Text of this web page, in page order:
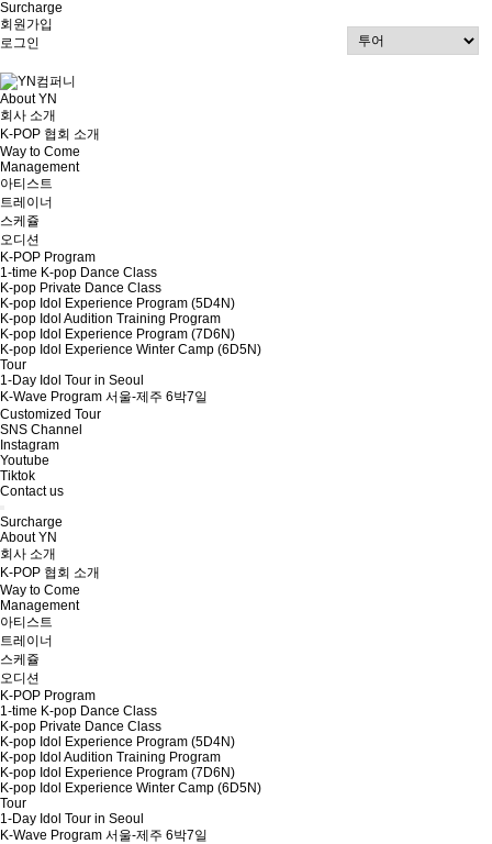
Surcharge
회원가입
로그인
About YN
회사 소개
K-POP 협회 소개
Way to Come
Management
아티스트
트레이너
스케쥴
오디션
K-POP Program
1-time K-pop Dance Class
K-pop Private Dance Class
K-pop Idol Experience Program (5D4N)
K-pop Idol Audition Training Program
K-pop Idol Experience Program (7D6N)
K-pop Idol Experience Winter Camp (6D5N)
Tour
1-Day Idol Tour in Seoul
K-Wave Program 서울-제주 6박7일
Customized Tour
SNS Channel
Instagram
Youtube
Tiktok
Contact us
Surcharge
About YN
회사 소개
K-POP 협회 소개
Way to Come
Management
아티스트
트레이너
스케쥴
오디션
K-POP Program
1-time K-pop Dance Class
K-pop Private Dance Class
K-pop Idol Experience Program (5D4N)
K-pop Idol Audition Training Program
K-pop Idol Experience Program (7D6N)
K-pop Idol Experience Winter Camp (6D5N)
Tour
1-Day Idol Tour in Seoul
K-Wave Program 서울-제주 6박7일